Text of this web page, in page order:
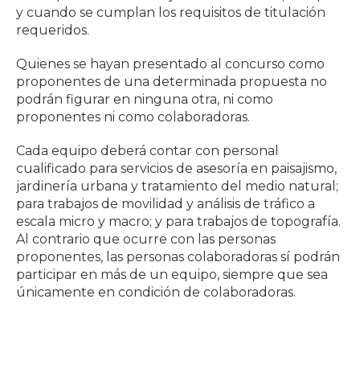
y cuando se cumplan los requisitos de titulación
requeridos.
Quienes se hayan presentado al concurso como
proponentes de una determinada propuesta no
podrán figurar en ninguna otra, ni como
proponentes ni como colaboradoras.
Cada equipo deberá contar con personal
cualificado para servicios de asesoría en paisajismo,
jardinería urbana y tratamiento del medio natural;
para trabajos de movilidad y análisis de tráfico a
escala micro y macro; y para trabajos de topografía.
Al contrario que ocurre con las personas
proponentes, las personas colaboradoras sí podrán
participar en más de un equipo, siempre que sea
únicamente en condición de colaboradoras.